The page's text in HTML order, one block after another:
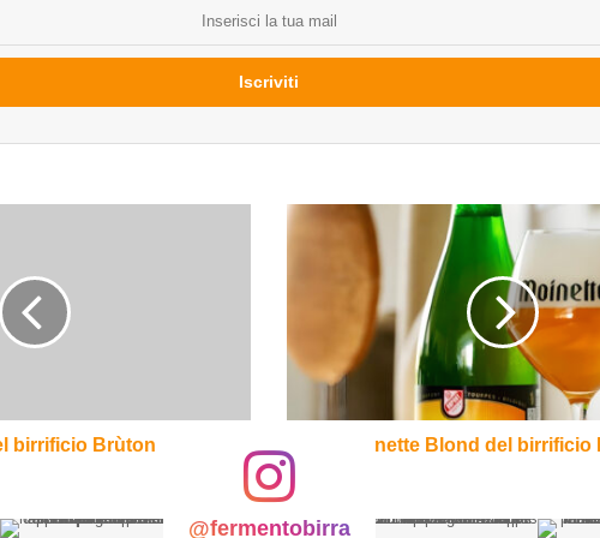
birrificio Brùton
Moinette
Moinette Blond del birrificio
@fermentobirra